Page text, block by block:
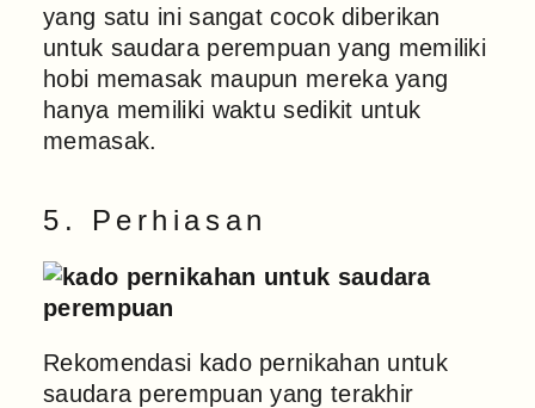
yang satu ini sangat cocok diberikan
untuk saudara perempuan yang memiliki
hobi memasak maupun mereka yang
hanya memiliki waktu sedikit untuk
memasak.
5. Perhiasan
Rekomendasi kado pernikahan untuk
saudara perempuan yang terakhir